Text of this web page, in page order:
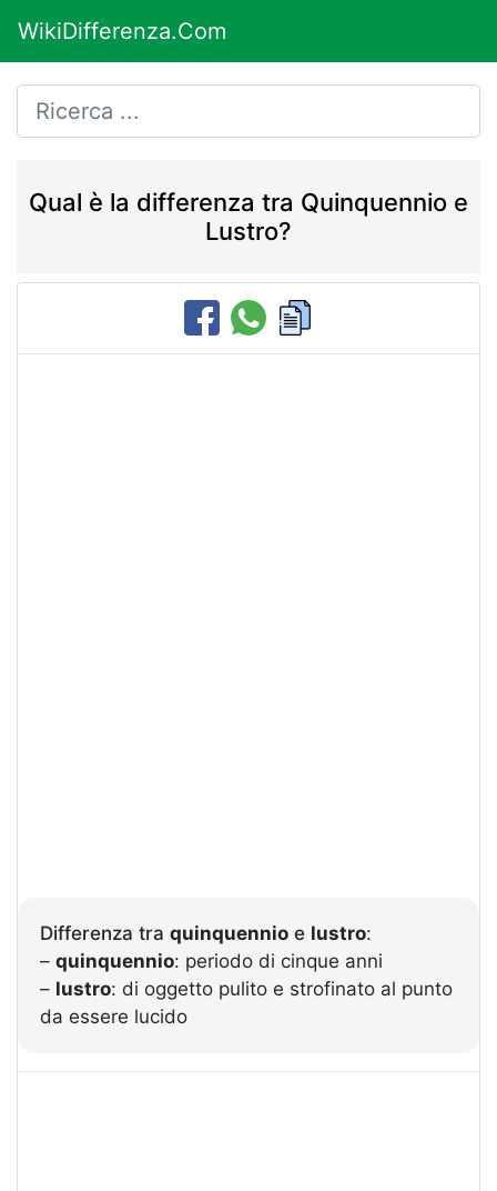
WikiDifferenza.Com
Qual è la differenza tra Quinquennio e
Lustro?
Differenza tra quinquennio e lustro:
– quinquennio: periodo di cinque anni
– lustro: di oggetto pulito e strofinato al punto
da essere lucido